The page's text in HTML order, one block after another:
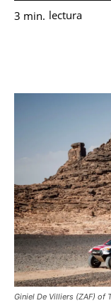
3 min. lectura
Giniel De Villiers (ZAF) of